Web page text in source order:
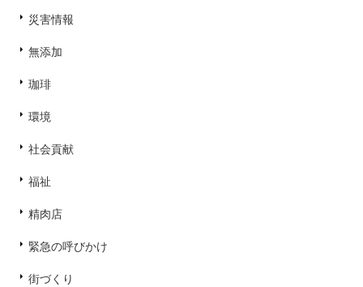
災害情報
無添加
珈琲
環境
社会貢献
福祉
精肉店
緊急の呼びかけ
街づくり